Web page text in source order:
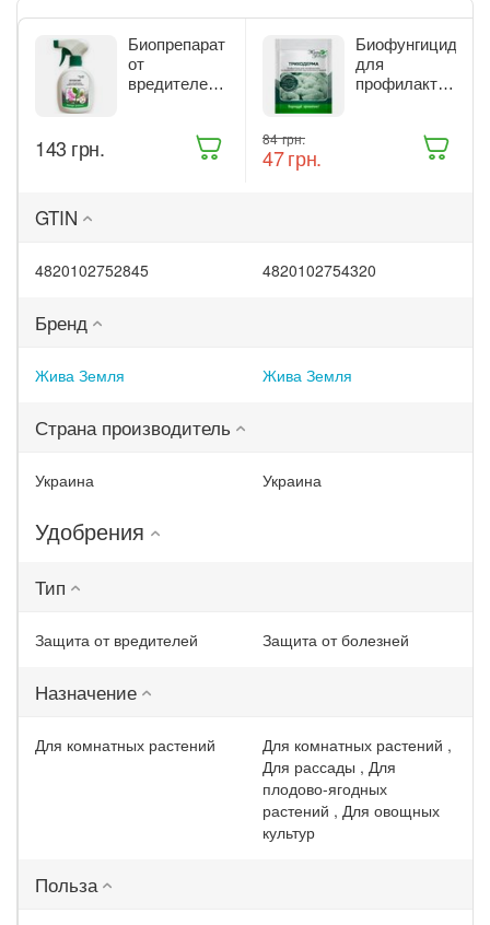
Биопрепарат
от
вредителей
Жива Земля
‍143‍ грн.
Биофунгицид
для
профилактики
Жива Земля
Триходерма
‍84‍ грн.
‍47‍грн.
GTIN
4820102752845 4820102754320
Бренд
Жива Земля Жива Земля
Страна производитель
Украина Украина
Удобрения
Тип
Защита от вредителей Защита от болезней
Назначение
Для комнатных растений
Для комнатных растений ,
Для рассады , Для
плодово-ягодных
растений , Для овощных
культур
Польза